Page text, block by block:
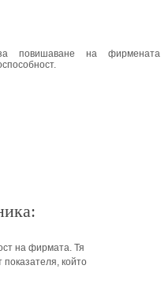
повишаване на фирмената
на фирмата. Тя
който